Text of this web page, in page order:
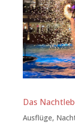
Das
Ausflüge,